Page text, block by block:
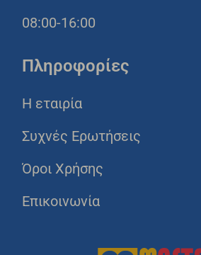
08:00-16:00
Πληροφορίες
Η εταιρία
Συχνές Ερωτήσεις
Όροι Χρήσης
Επικοινωνία